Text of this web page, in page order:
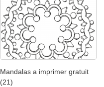
Mandalas a imprimer gratuit
(21)